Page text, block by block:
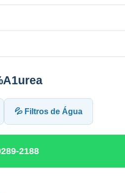
independentemente de
no SEMA-RS. A PAAS
💦 Filtros de Água
2188